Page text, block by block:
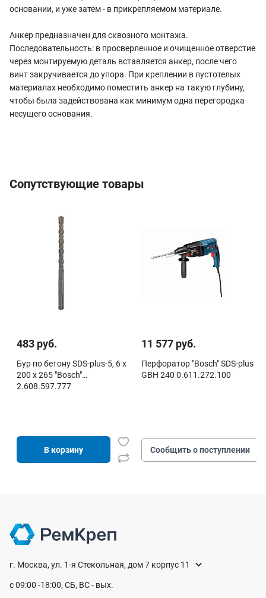
основании, и уже затем - в прикрепляемом материале.
Анкер предназначен для сквозного монтажа.
Последовательность: в просверленное и очищенное отверстие
через монтируемую деталь вставляется анкер, после чего
винт закручивается до упора. При креплении в пустотелых
материалах необходимо поместить анкер на такую глубину,
чтобы была задействована как минимум одна перегородка
несущего основания.
Сопутствующие товары
483 руб.
Бур по бетону SDS-plus-5, 6 х
200 х 265 "Bosch"
2.608.597.777
В корзину
11 577 руб.
Перфоратор "Bosch" SDS-plus
GBH 240 0.611.272.100
Сообщить о поступлении
г. Москва, ул. 1-я Стекольная, дом 7 корпус 11
с 09:00 -18:00, СБ, ВС - вых.